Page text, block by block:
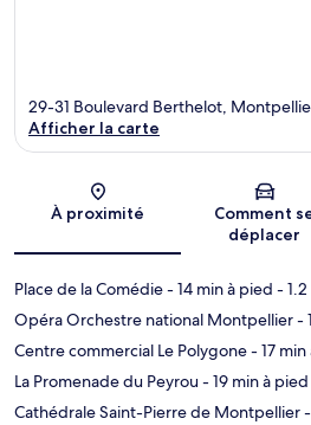
Carte
29-31 Boulevard Berthelot,
Afficher la carte
À proximité
Comment
déplacer
Place de la Comédie- 14 min à pied -
Opéra Orchestre national Montpellier-
Centre commercial Le Polygone- 17
La Promenade du Peyrou- 19 min à pied
Cathédrale Saint-Pierre de Montpellier